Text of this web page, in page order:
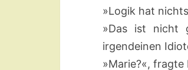
»Logik hat
»Das ist nicht
irgendeinen
»Marie?«, fragte